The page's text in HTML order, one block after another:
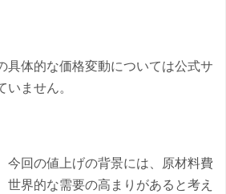
具体的な価格変動については公式サ
ません。
今回の値上げの背景には、原材料費
世界的な需要の高まりがあると考え